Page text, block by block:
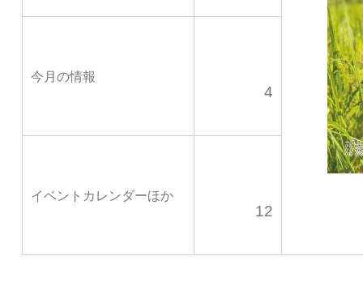
今月の情報
4
イベントカレンダーほか
12